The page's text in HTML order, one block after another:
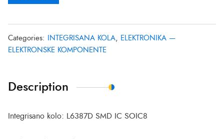
Categories: INTEGRISANA KOLA, ELEKTRONIKA —
ELEKTRONSKE KOMPONENTE
Description
Integrisano kolo: L6387D SMD IC SOIC8